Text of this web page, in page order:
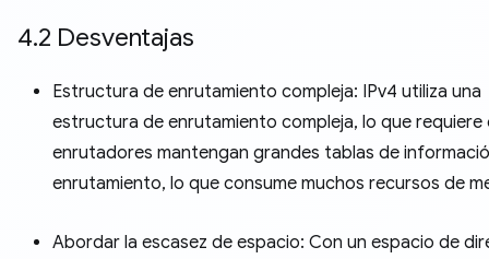
4.2 Desventajas
Estructura de enrutamiento compleja: IPv4 utiliza una
estructura de enrutamiento compleja, lo que requiere
enrutadores mantengan grandes tablas de
enrutamiento, lo que consume muchos recursos de
Abordar la escasez de espacio: Con un espacio de